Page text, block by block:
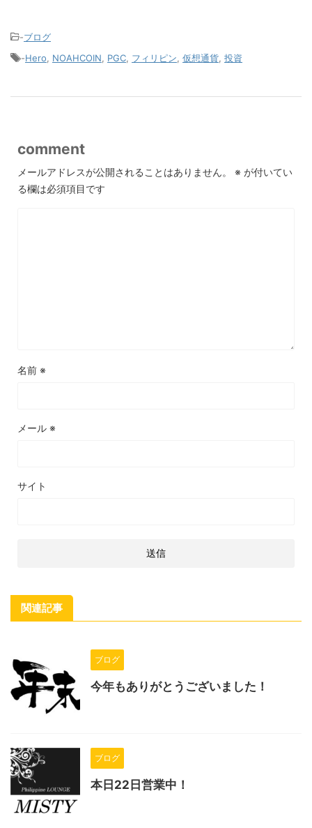
-ブログ
-Hero NOAHCOIN PGC フィリピン 仮想通貨 投資
comment
メールアドレスが公開されることはありません。 ※ が付いてい
る欄は必須項目です
名前 ※
メール ※
サイト
関連記事
ブログ
今年もありがとうございました！
ブログ
本日22日営業中！